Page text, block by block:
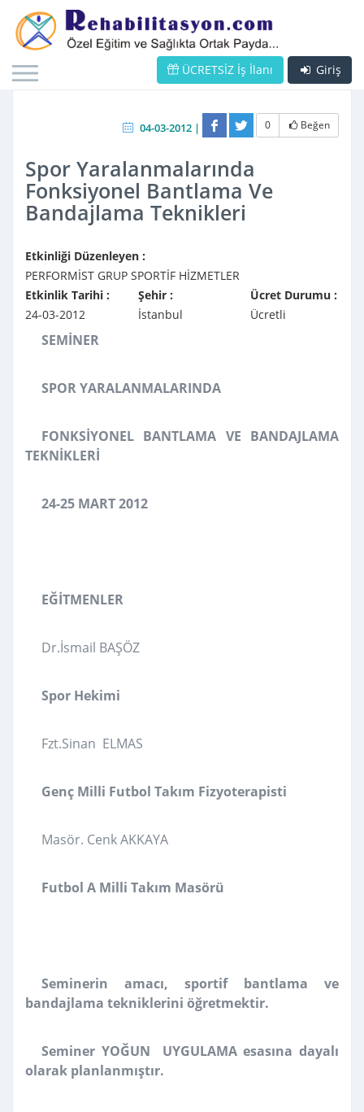
Giriş
ÜCRETSİZ İş İlanı
04-03-2012 | 0 Beğen
Spor Yaralanmalarında
Fonksiyonel Bantlama Ve
Bandajlama Teknikleri
Etkinliği Düzenleyen :
PERFORMİST GRUP SPORTİF HİZMETLER
Etkinlik Tarihi :
24-03-2012
Şehir :
İstanbul
Ücret Durumu :
Ücretli
SEMİNER
SPOR YARALANMALARINDA
FONKSİYONEL BANTLAMA VE BANDAJLAMA
TEKNİKLERİ
24-25 MART 2012
EĞİTMENLER
Dr.İsmail BAŞÖZ
Spor Hekimi
Fzt.Sinan ELMAS
Genç Milli Futbol Takım Fizyoterapisti
Masör. Cenk AKKAYA
Futbol A Milli Takım Masörü
Seminerin amacı, sportif bantlama ve
bandajlama tekniklerini öğretmektir.
Seminer YOĞUN UYGULAMA esasına dayalı
olarak planlanmıştır.